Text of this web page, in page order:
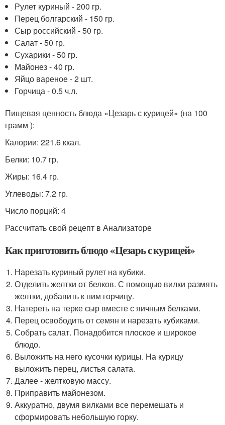
Рулет куриный - 200 гр.
Перец болгарский - 150 гр.
Сыр российский - 50 гр.
Салат - 50 гр.
Сухарики - 50 гр.
Майонез - 40 гр.
Яйцо вареное - 2 шт.
Горчица - 0.5 ч.л.
Пищевая ценность блюда «Цезарь с курицей» (на 100
грамм ):
Калории: 221.6 ккал.
Белки: 10.7 гр.
Жиры: 16.4 гр.
Углеводы: 7.2 гр.
Число порций: 4
Рассчитать свой рецепт в Анализаторе
Как приготовить блюдо «Цезарь с курицей»
Нарезать куриный рулет на кубики.
Отделить желтки от белков. С помощью вилки размять
желтки, добавить к ним горчицу.
Натереть на терке сыр вместе с яичным белками.
Перец освободить от семян и нарезать кубиками.
Собрать салат. Понадобится плоское и широкое
блюдо.
Выложить на него кусочки курицы. На курицу
выложить перец, листья салата.
Далее - желтковую массу.
Приправить майонезом.
Аккуратно, двумя вилками все перемешать и
сформировать небольшую горку.